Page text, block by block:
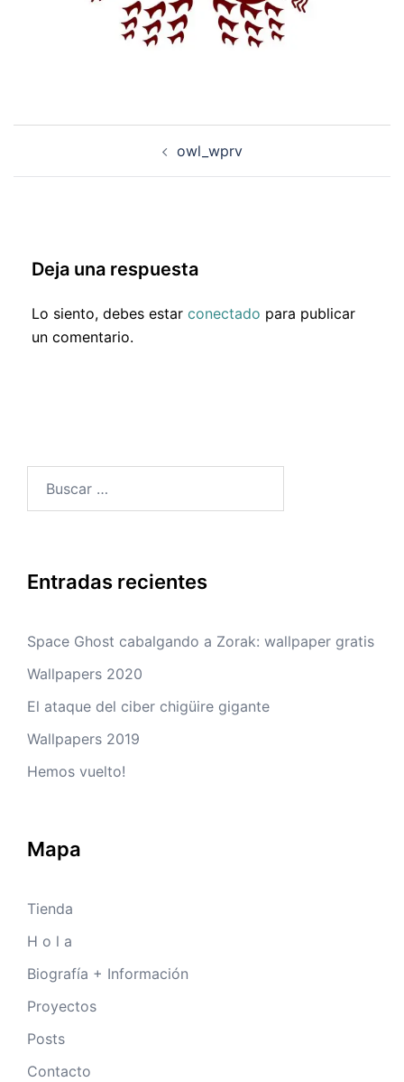
owl_wprv
Deja una respuesta
Lo siento, debes estar conectado para publicar
un comentario.
Entradas recientes
Space Ghost cabalgando a Zorak: wallpaper gratis
Wallpapers 2020
El ataque del ciber chigüire gigante
Wallpapers 2019
Hemos vuelto!
Mapa
Tienda
H o l a
Biografía + Información
Proyectos
Posts
Contacto